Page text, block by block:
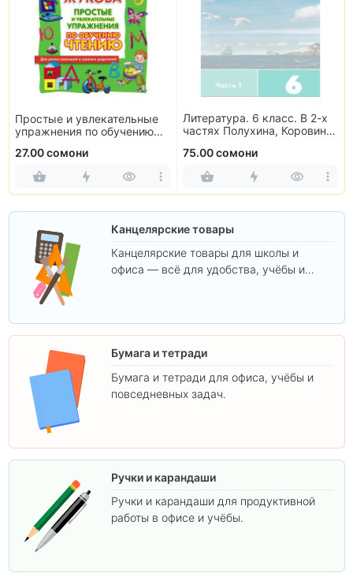
Простые и увлекательные
упражнения по обучению
27.00 сомони
Литература. 6 класс. В 2-х
частях Полухина, Коровина,
75.00 сомони
Канцелярские товары
Канцелярские товары для школы и
офиса — всё для удобства, учёбы и
Бумага и тетради
Бумага и тетради для офиса, учёбы и
повседневных задач.
Ручки и карандаши
Ручки и карандаши для продуктивной
работы в офисе и учёбы.